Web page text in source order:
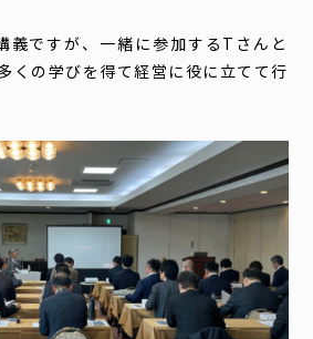
義ですが、一緒に参加するTさんと
くの学びを得て経営に役に立てて行